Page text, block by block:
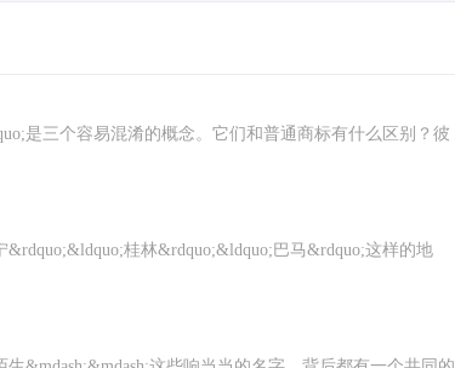
是三个容易混淆的概念。它们和普通商标有什么区别？彼
桂林&rdquo;&ldquo;巴马&rdquo;这样的地